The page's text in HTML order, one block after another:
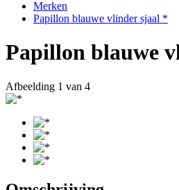
Merken
Papillon blauwe vlinder sjaal *
Papillon blauwe
Afbeelding 1 van 4